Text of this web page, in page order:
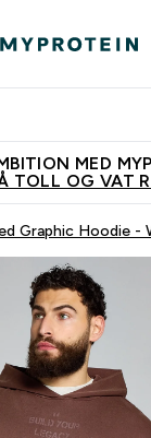
MED
TOLL OG VAT
Graphic Hoodie -